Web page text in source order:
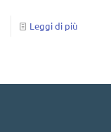
Leggi di più